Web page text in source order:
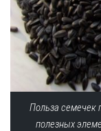
Польза семечек
полезных